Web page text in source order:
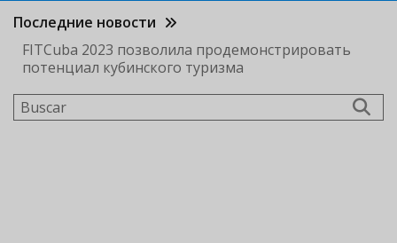
Последние новости
FITCuba 2023 позволила продемонстрировать
потенциал кубинского туризма
Buscar